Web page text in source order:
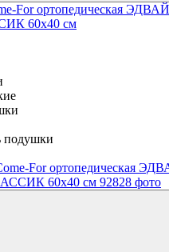
For ортопедическая
60x40 см
подушки